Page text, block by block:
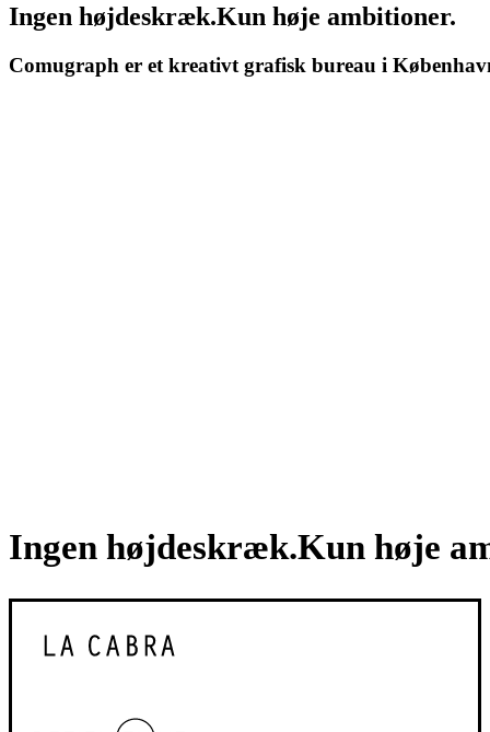
Ingen højdeskræk.Kun høje ambitioner.
Comugraph er et kreativt grafisk bureau i
Ingen højdeskræk.Kun høje